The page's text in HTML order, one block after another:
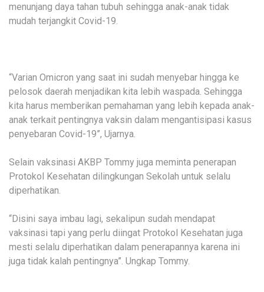
menunjang daya tahan tubuh sehingga anak-anak tidak
mudah terjangkit Covid-19.
“Varian Omicron yang saat ini sudah menyebar hingga ke
pelosok daerah menjadikan kita lebih waspada. Sehingga
kita harus memberikan pemahaman yang lebih kepada anak-
anak terkait pentingnya vaksin dalam mengantisipasi kasus
penyebaran Covid-19”, Ujarnya.
Selain vaksinasi AKBP Tommy juga meminta penerapan
Protokol Kesehatan dilingkungan Sekolah untuk selalu
diperhatikan.
“Disini saya imbau lagi, sekalipun sudah mendapat
vaksinasi tapi yang perlu diingat Protokol Kesehatan juga
mesti selalu diperhatikan dalam penerapannya karena ini
juga tidak kalah pentingnya”. Ungkap Tommy.